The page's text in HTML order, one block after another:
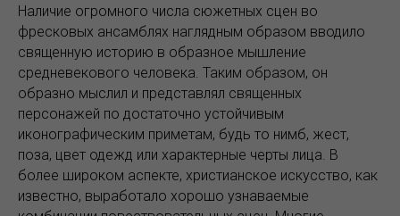
Наличие огромного числа сюжетных сцен во
фресковых ансамблях наглядным образом вводило
священную историю в образное мышление
средневекового человека. Таким образом, он
образно мыслил и представлял священных
персонажей по достаточно устойчивым
иконографическим приметам, будь то нимб, жест,
поза, цвет одежд или характерные черты лица. В
более широком аспекте, христианское искусство, как
известно, выработало хорошо узнаваемые